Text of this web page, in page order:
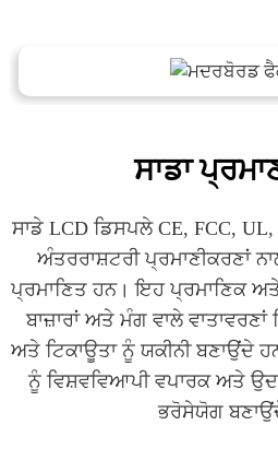
ਸਾਡਾ
ਸਾਡੇ LCD ਡਿਸਪਲੇ CE, FCC,
ਅੰਤਰਰਾਸ਼ਟਰੀ ਪ੍ਰਮਾਣੀਕਰਣਾਂ
ਪ੍ਰਮਾਣਿਤ ਹਨ। ਇਹ ਪ੍ਰਮਾਣਿਕ
ਬਾਜ਼ਾਰਾਂ ਅਤੇ ਮੰਗ ਵਾਲੇ
ਅਤੇ ਟਿਕਾਊਤਾ ਨੂੰ ਯਕੀਨੀ ਬਣਾਉਂਦੇ
ਨੂੰ ਵਿਸ਼ਵਵਿਆਪੀ ਵਪਾਰਕ ਅਤੇ
ਭਰੋਸੇਯੋਗ